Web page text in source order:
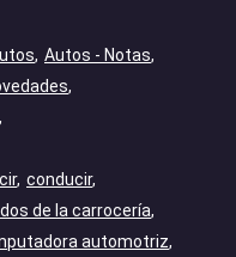
Autos - Notas
conducir
de la carrocería
automotriz